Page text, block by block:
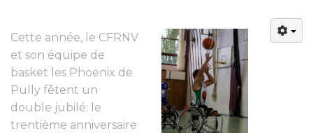
Cette année, le CFRNV
et son équipe de
basket les Phoenix de
Pully fêtent un
double jubilé: le
trentième anniversaire